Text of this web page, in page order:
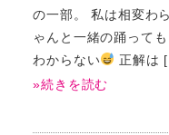
の一部。 私は相変わ
ゃんと一緒の踊って
わからない
正解は
»続きを読む